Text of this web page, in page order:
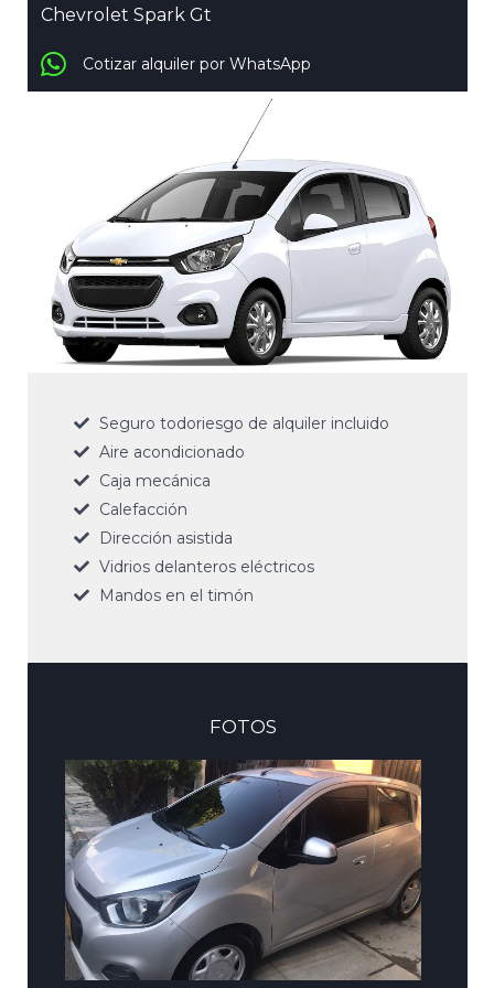
Chevrolet Spark Gt
Cotizar alquiler por WhatsApp
Seguro todoriesgo de alquiler incluido
Aire acondicionado
Caja mecánica
Calefacción
Dirección asistida
Vidrios delanteros eléctricos
Mandos en el timón
FOTOS